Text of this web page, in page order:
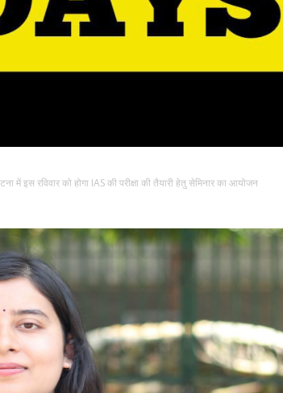
में इस रविवार को होगा IAS की परीक्षा की तैयारी हेतु सेमिनार का आयोजन